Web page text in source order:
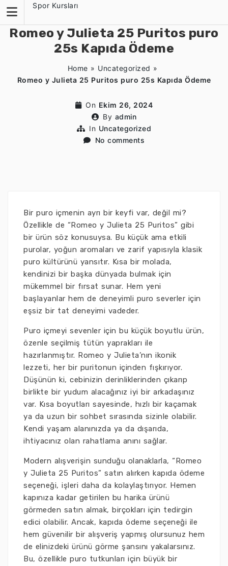
content
Spor Kursları
Romeo y Julieta 25 Puritos puro
25s Kapıda Ödeme
Home » Uncategorized »
Romeo y Julieta 25 Puritos puro 25s Kapıda Ödeme
On Ekim 26, 2024
By admin
In Uncategorized
No comments
Bir puro içmenin ayrı bir keyfi var, değil mi?
Özellikle de “Romeo y Julieta 25 Puritos” gibi
bir ürün söz konusuysa. Bu küçük ama etkili
purolar, yoğun aromaları ve zarif yapısıyla klasik
puro kültürünü yansıtır. Kısa bir molada,
kendinizi bir başka dünyada bulmak için
mükemmel bir fırsat sunar. Hem yeni
başlayanlar hem de deneyimli puro severler için
eşsiz bir tat deneyimi vadeder.
Puro içmeyi sevenler için bu küçük boyutlu ürün,
özenle seçilmiş tütün yaprakları ile
hazırlanmıştır. Romeo y Julieta’nın ikonik
lezzeti, her bir puritonun içinden fışkırıyor.
Düşünün ki, cebinizin derinliklerinden çıkarıp
birlikte bir yudum alacağınız iyi bir arkadaşınız
var. Kısa boyutları sayesinde, hızlı bir kaçamak
ya da uzun bir sohbet sırasında sizinle olabilir.
Kendi yaşam alanınızda ya da dışarıda,
ihtiyacınız olan rahatlama anını sağlar.
Modern alışverişin sunduğu olanaklarla, “Romeo
y Julieta 25 Puritos” satın alırken kapıda ödeme
seçeneği, işleri daha da kolaylaştırıyor. Hemen
kapınıza kadar getirilen bu harika ürünü
görmeden satın almak, birçokları için tedirgin
edici olabilir. Ancak, kapıda ödeme seçeneği ile
hem güvenilir bir alışveriş yapmış olursunuz hem
de elinizdeki ürünü görme şansını yakalarsınız.
Bu, özellikle puro tutkunları için büyük bir